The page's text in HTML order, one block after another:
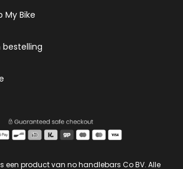
My Bike
een product van no handlebars Co BV. Alle